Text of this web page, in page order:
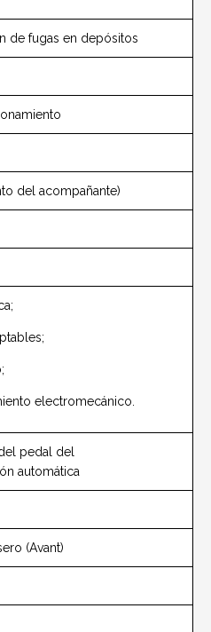
de fugas en depósitos
del acompañante)
electromecánico.
pedal del
automática
(Avant)